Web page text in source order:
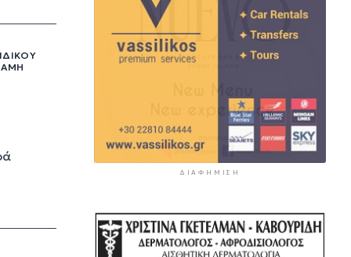
ΔΙΑΦΉΜΙΣΗ